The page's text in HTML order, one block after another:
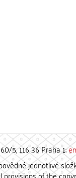
5, 116 36 Praha 1;
jednotlivé